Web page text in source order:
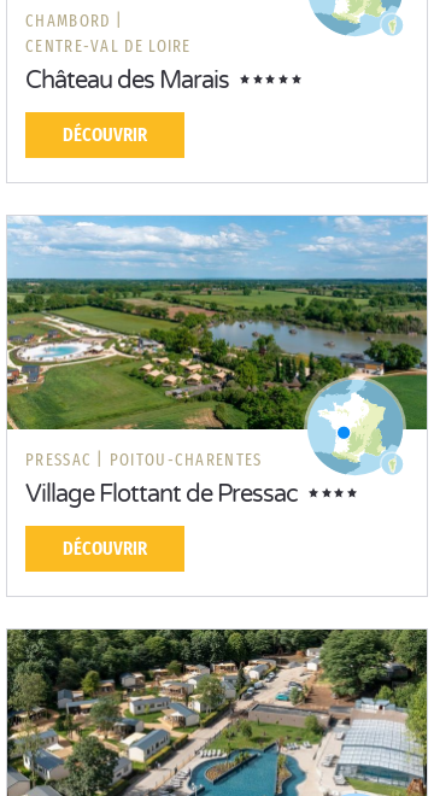
CHAMBORD |
CENTRE-VAL DE LOIRE
Château des Marais
DÉCOUVRIR
PRESSAC | POITOU-CHARENTES
Village Flottant de Pressac
DÉCOUVRIR